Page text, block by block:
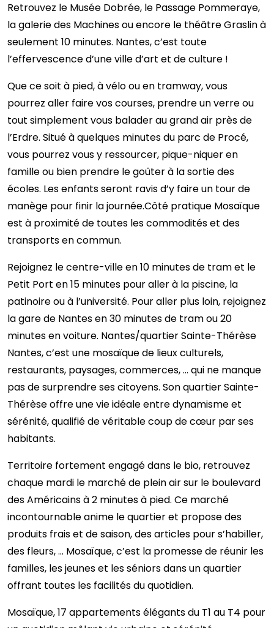
Retrouvez le Musée Dobrée, le Passage Pommeraye,
la galerie des Machines ou encore le théâtre Graslin à
seulement 10 minutes. Nantes, c’est toute
l’effervescence d’une ville d’art et de culture !
Que ce soit à pied, à vélo ou en tramway, vous
pourrez aller faire vos courses, prendre un verre ou
tout simplement vous balader au grand air près de
l’Erdre. Situé à quelques minutes du parc de Procé,
vous pourrez vous y ressourcer, pique-niquer en
famille ou bien prendre le goûter à la sortie des
écoles. Les enfants seront ravis d’y faire un tour de
manège pour finir la journée.Côté pratique Mosaïque
est à proximité de toutes les commodités et des
transports en commun.
Rejoignez le centre-ville en 10 minutes de tram et le
Petit Port en 15 minutes pour aller à la piscine, la
patinoire ou à l’université. Pour aller plus loin, rejoignez
la gare de Nantes en 30 minutes de tram ou 20
minutes en voiture. Nantes/quartier Sainte-Thérèse
Nantes, c’est une mosaïque de lieux culturels,
restaurants, paysages, commerces, … qui ne manque
pas de surprendre ses citoyens. Son quartier Sainte-
Thérèse offre une vie idéale entre dynamisme et
sérénité, qualifié de véritable coup de cœur par ses
habitants.
Territoire fortement engagé dans le bio, retrouvez
chaque mardi le marché de plein air sur le boulevard
des Américains à 2 minutes à pied. Ce marché
incontournable anime le quartier et propose des
produits frais et de saison, des articles pour s’habiller,
des fleurs, … Mosaïque, c’est la promesse de réunir les
familles, les jeunes et les séniors dans un quartier
offrant toutes les facilités du quotidien.
Mosaïque, 17 appartements élégants du T1 au T4 pour